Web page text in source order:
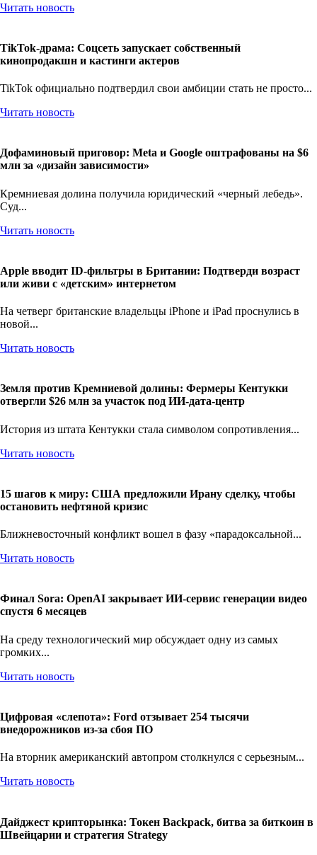
Читать новость
TikTok-драма: Соцсеть запускает собственный
кинопродакшн и кастинги актеров
TikTok официально подтвердил свои амбиции стать не просто...
Читать новость
Дофаминовый приговор: Meta и Google оштрафованы на $6
млн за «дизайн зависимости»
Кремниевая долина получила юридический «черный лебедь».
Суд...
Читать новость
Apple вводит ID-фильтры в Британии: Подтверди возраст
или живи с «детским» интернетом
На четверг британские владельцы iPhone и iPad проснулись в
новой...
Читать новость
Земля против Кремниевой долины: Фермеры Кентукки
отвергли $26 млн за участок под ИИ-дата-центр
История из штата Кентукки стала символом сопротивления...
Читать новость
15 шагов к миру: США предложили Ирану сделку, чтобы
остановить нефтяной кризис
Ближневосточный конфликт вошел в фазу «парадоксальной...
Читать новость
Финал Sora: OpenAI закрывает ИИ-сервис генерации видео
спустя 6 месяцев
На среду технологический мир обсуждает одну из самых
громких...
Читать новость
Цифровая «слепота»: Ford отзывает 254 тысячи
внедорожников из-за сбоя ПО
На вторник американский автопром столкнулся с серьезным...
Читать новость
Дайджест крипторынка: Токен Backpack, битва за биткоин в
Швейцарии и стратегия Strategy